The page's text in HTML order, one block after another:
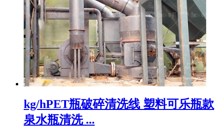
kg/hPET瓶破碎清洗线 塑料可乐瓶款
泉水瓶清洗 ...